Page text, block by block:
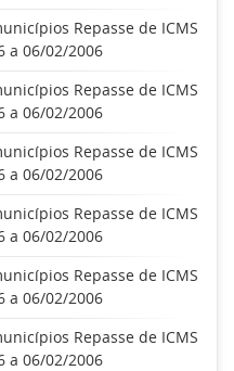
Repasse de ICMS
a 06/02/2006
Repasse de ICMS
a 06/02/2006
Repasse de ICMS
a 06/02/2006
Repasse de ICMS
a 06/02/2006
Repasse de ICMS
a 06/02/2006
Repasse de ICMS
a 06/02/2006